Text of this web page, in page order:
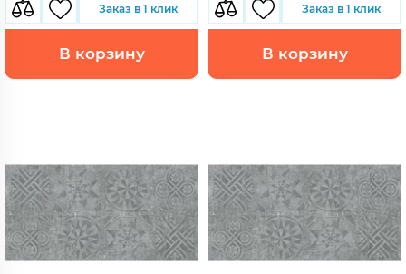
Заказ в 1 клик
В корзину
Заказ в 1 клик
В корзину